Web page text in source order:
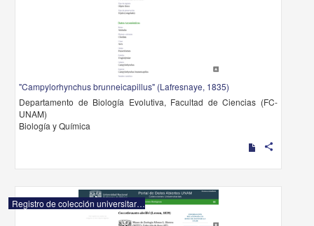
"Campylorhynchus brunneicapillus" (Lafresnaye, 1835)
Departamento de Biología Evolutiva, Facultad de Ciencias (FC-
UNAM)
Biología y Química
share
Registro de colección universitaria